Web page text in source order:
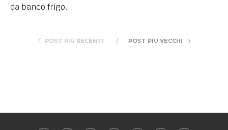
da banco frigo.
POST PIÙ RECENTI POST PIÙ VECCHI